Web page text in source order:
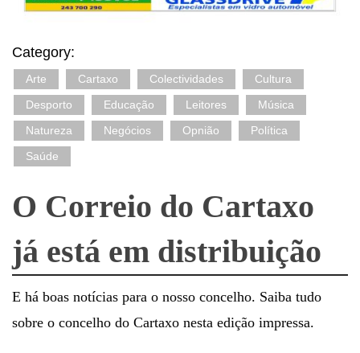
Category:
Arte Cartaxo Colectividades
Cultura
Desporto
Educação Leitores
Música
Natureza
Negócios Opnião
Política
Saúde
O Correio do Cartaxo
já está em distribuição
E há boas notícias para o nosso concelho. Saiba tudo
sobre o concelho do Cartaxo nesta edição impressa.